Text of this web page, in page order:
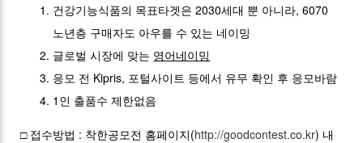
건강기능식품의 목표타겟은 2030세대 뿐 아니라, 6070
노년층 구매자도 아우를 수 있는 네이밍
글로벌 시장에 맞는 영어네이밍
응모 전 Kipris, 포털사이트 등에서 유무 확인 후 응모바람
1인 출품수 제한없음
□ 접수방법 : 착한공모전 홈페이지(http://goodcontest.co.kr) 내